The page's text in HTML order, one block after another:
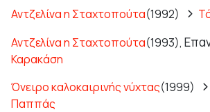
Αντζελίνα η Σταχτοπούτα(1992)
Αντζελίνα η Σταχτοπούτα(1993),
Καρακάση
Όνειρο καλοκαιρινής νύχτας(1999)
Παππάς